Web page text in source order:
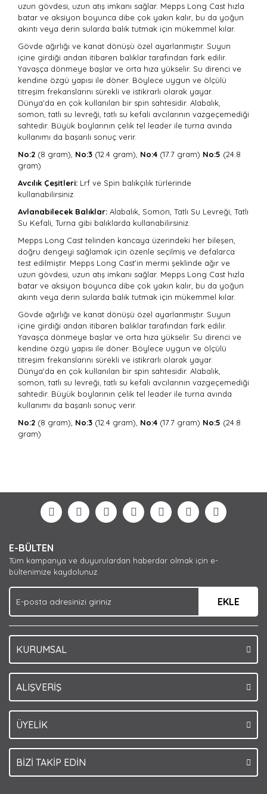
uzun gövdesi, uzun atış imkanı sağlar. Mepps Long Cast hızla
batar ve aksiyon boyunca dibe çok yakın kalır, bu da yoğun
akıntı veya derin sularda balık tutmak için mükemmel kılar.
Gövde ağırlığı ve kanat dönüşü özel ayarlanmıştır. Suyun
içine girdiği andan itibaren balıklar tarafından fark edilir.
Yavaşça dönmeye başlar ve orta hıza yükselir. Su direnci ve
kendine özgü yapısı ile döner. Böylece uygun ve ölçülü
titreşim frekanslarını sürekli ve istikrarlı olarak yayar.
Dünya'da en çok kullanılan bir spin sahtesidir. Alabalık,
somon, tatlı su levreği, tatlı su kefali avcılarının vazgeçemediği
sahtedir. Büyük boylarının çelik tel leader ile turna avında
kullanımı da başarılı sonuç verir.
No:2 (8 gram), No:3 (12.4 gram), No:4 (17.7 gram) No:5 (24.8
gram)
Avcılık Çeşitleri: Lrf ve Spin balıkçılık türlerinde
kullanabilirsiniz.
Avlanabilecek Balıklar: Alabalık, Somon, Tatlı Su Levreği, Tatlı
Su Kefali, Turna gibi balıklarda kullanabilirsiniz.
Mepps Long Cast telinden kancaya üzerindeki her bileşen,
doğru dengeyi sağlamak için özenle seçilmiş ve defalarca
test edilmiştir. Mepps Long Cast'in mermi şeklinde ağır ve
uzun gövdesi, uzun atış imkanı sağlar. Mepps Long Cast hızla
batar ve aksiyon boyunca dibe çok yakın kalır, bu da yoğun
akıntı veya derin sularda balık tutmak için mükemmel kılar.
Gövde ağırlığı ve kanat dönüşü özel ayarlanmıştır. Suyun
içine girdiği andan itibaren balıklar tarafından fark edilir.
Yavaşça dönmeye başlar ve orta hıza yükselir. Su direnci ve
kendine özgü yapısı ile döner. Böylece uygun ve ölçülü
titreşim frekanslarını sürekli ve istikrarlı olarak yayar.
Dünya'da en çok kullanılan bir spin sahtesidir. Alabalık,
somon, tatlı su levreği, tatlı su kefali avcılarının vazgeçemediği
sahtedir. Büyük boylarının çelik tel leader ile turna avında
kullanımı da başarılı sonuç verir.
No:2 (8 gram), No:3 (12.4 gram), No:4 (17.7 gram) No:5 (24.8
gram)
Yorum Yaz
formunu kullanarak tarafımıza iletebilirsiniz.
Görüş ve önerileriniz için teşekkür ederiz.
Ürün açıklamasında eksik bilgiler bulunuyor.
Ürün bilgilerinde hatalar bulunuyor.
Ürün fiyatı diğer sitelerden daha pahalı.
Bu ürüne benzer farklı alternatifler olmalı.
E-BÜLTEN
Tüm kampanya ve duyurulardan haberdar olmak için e-
bültenimize kaydolunuz.
EKLE
KURUMSAL
ALIŞVERİŞ
ÜYELİK
BİZİ TAKİP EDİN